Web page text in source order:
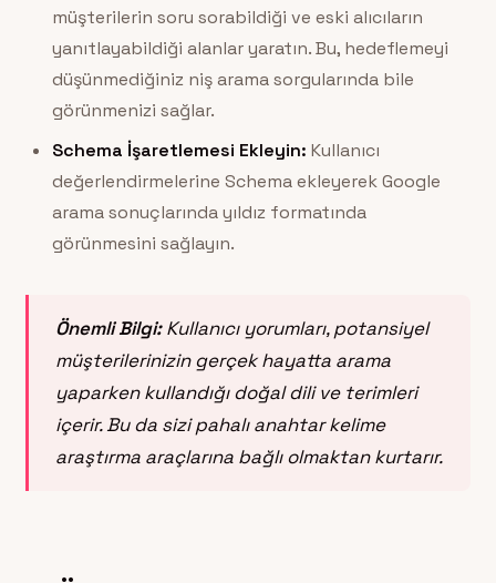
müşterilerin soru sorabildiği ve eski alıcıların
yanıtlayabildiği alanlar yaratın. Bu, hedeflemeyi
düşünmediğiniz niş arama sorgularında bile
görünmenizi sağlar.
Schema İşaretlemesi Ekleyin: Kullanıcı
değerlendirmelerine Schema ekleyerek Google
arama sonuçlarında yıldız formatında
görünmesini sağlayın.
Önemli Bilgi:Kullanıcı yorumları, potansiyel
müşterilerinizin gerçek hayatta arama
yaparken kullandığı doğal dili ve terimleri
içerir. Bu da sizi pahalı anahtar kelime
araştırma araçlarına bağlı olmaktan kurtarır.